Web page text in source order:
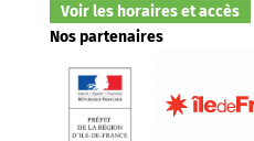
Voir les horaires et accès
Nos partenaires